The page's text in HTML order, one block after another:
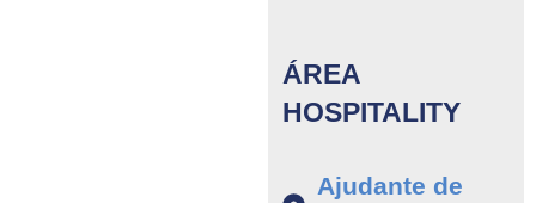
ÁREA
HOSPITALITY
Ajudante de